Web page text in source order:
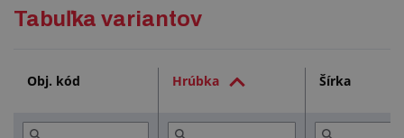
Tabuľka variantov
Obj. kód Hrúbka Šírka